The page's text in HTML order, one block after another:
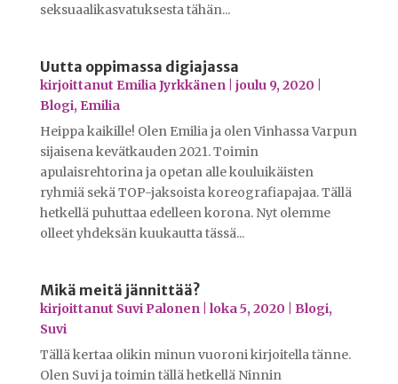
seksuaalikasvatuksesta tähän...
Uutta oppimassa digiajassa
kirjoittanut Emilia Jyrkkänen joulu 9, 2020
Blogi, Emilia
Heippa kaikille! Olen Emilia ja olen Vinhassa Varpun
sijaisena kevätkauden 2021. Toimin
apulaisrehtorina ja opetan alle kouluikäisten
ryhmiä sekä TOP-jaksoista koreografiapajaa. Tällä
hetkellä puhuttaa edelleen korona. Nyt olemme
olleet yhdeksän kuukautta tässä...
Mikä meitä jännittää?
kirjoittanut Suvi Palonen loka 5, 2020 Blogi,
Suvi
Tällä kertaa olikin minun vuoroni kirjoitella tänne.
Olen Suvi ja toimin tällä hetkellä Ninnin